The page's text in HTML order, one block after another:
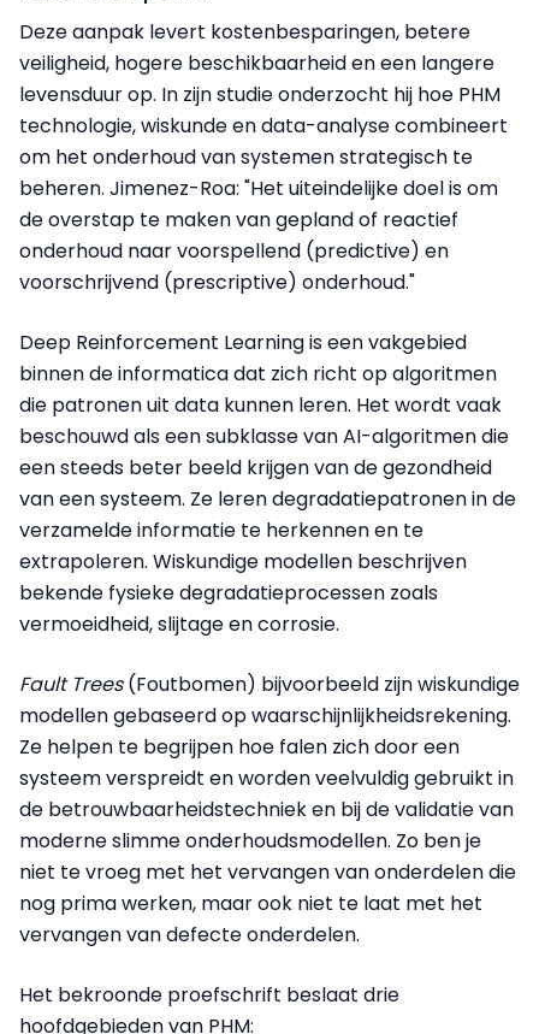
Deze aanpak levert kostenbesparingen, betere
veiligheid, hogere beschikbaarheid en een langere
levensduur op. In zijn studie onderzocht hij hoe PHM
technologie, wiskunde en data-analyse combineert
om het onderhoud van systemen strategisch te
beheren. Jimenez-Roa: "Het uiteindelijke doel is om
de overstap te maken van gepland of reactief
onderhoud naar voorspellend (predictive) en
voorschrijvend (prescriptive) onderhoud."
Deep Reinforcement Learning is een vakgebied
binnen de informatica dat zich richt op algoritmen
die patronen uit data kunnen leren. Het wordt vaak
beschouwd als een subklasse van AI-algoritmen die
een steeds beter beeld krijgen van de gezondheid
van een systeem. Ze leren degradatiepatronen in de
verzamelde informatie te herkennen en te
extrapoleren. Wiskundige modellen beschrijven
bekende fysieke degradatieprocessen zoals
vermoeidheid, slijtage en corrosie.
Fault Trees(Foutbomen) bijvoorbeeld zijn wiskundige
modellen gebaseerd op waarschijnlijkheidsrekening.
Ze helpen te begrijpen hoe falen zich door een
systeem verspreidt en worden veelvuldig gebruikt in
de betrouwbaarheidstechniek en bij de validatie van
moderne slimme onderhoudsmodellen. Zo ben je
niet te vroeg met het vervangen van onderdelen die
nog prima werken, maar ook niet te laat met het
vervangen van defecte onderdelen.
Het bekroonde proefschrift beslaat drie
hoofdgebieden van PHM: